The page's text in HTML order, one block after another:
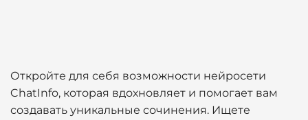
Откройте для себя возможности нейросети
ChatInfo, которая вдохновляет и помогает вам
создавать уникальные сочинения. Ищете